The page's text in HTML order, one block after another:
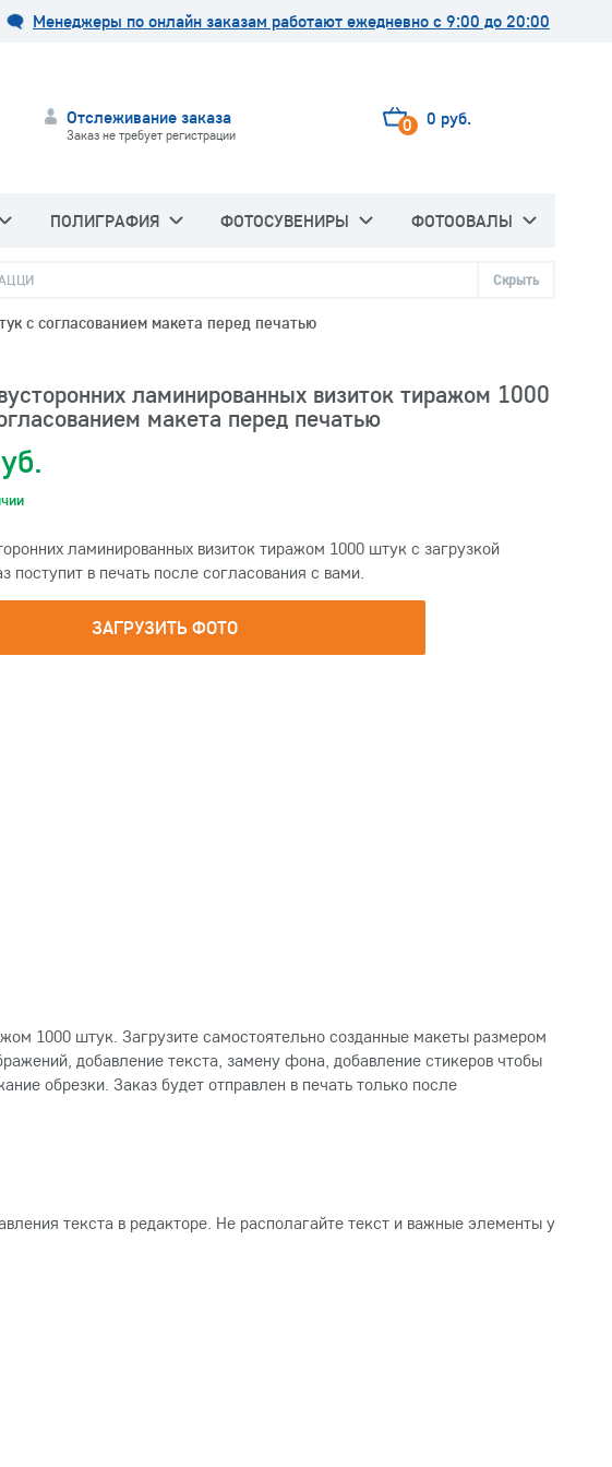
Менеджеры по онлайн заказам работают ежедневно с 9:00 до 20:00
Отслеживание заказа
Заказ не требует регистрации 0 0 руб.
ПОЛИГРАФИЯ ФОТОСУВЕНИРЫ ФОТООВАЛЫ
Скрыть
с согласованием макета перед печатью
ламинированных визиток тиражом 1000
макета перед печатью
ламинированных визиток тиражом 1000 штук с загрузкой
поступит в печать после согласования с вами.
ЗАГРУЗИТЬ ФОТО
1000 штук. Загрузите самостоятельно созданные макеты размером
добавление текста, замену фона, добавление стикеров чтобы
обрезки. Заказ будет отправлен в печать только после
текста в редакторе. Не располагайте текст и важные элементы у